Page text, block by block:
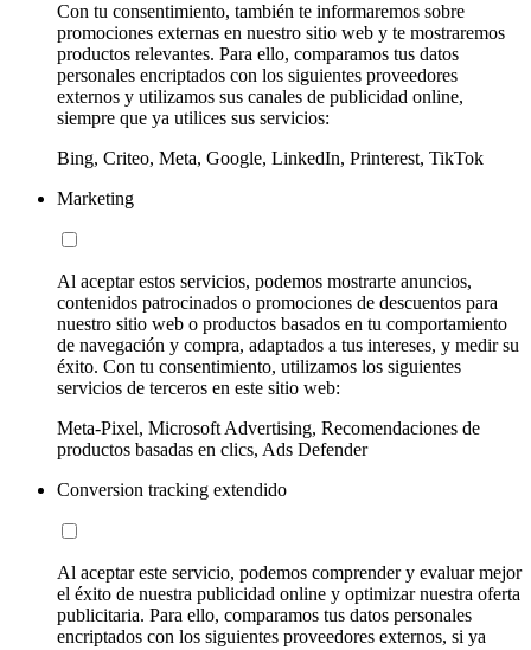
Con tu consentimiento, también te informaremos sobre
promociones externas en nuestro sitio web y te mostraremos
productos relevantes. Para ello, comparamos tus datos
personales encriptados con los siguientes proveedores
externos y utilizamos sus canales de publicidad online,
siempre que ya utilices sus servicios:
Bing, Criteo, Meta, Google, LinkedIn, Printerest, TikTok
Marketing
Al aceptar estos servicios, podemos mostrarte anuncios,
contenidos patrocinados o promociones de descuentos para
nuestro sitio web o productos basados en tu comportamiento
de navegación y compra, adaptados a tus intereses, y medir su
éxito. Con tu consentimiento, utilizamos los siguientes
servicios de terceros en este sitio web:
Meta-Pixel, Microsoft Advertising, Recomendaciones de
productos basadas en clics, Ads Defender
Conversion tracking extendido
Al aceptar este servicio, podemos comprender y evaluar mejor
el éxito de nuestra publicidad online y optimizar nuestra oferta
publicitaria. Para ello, comparamos tus datos personales
encriptados con los siguientes proveedores externos, si ya